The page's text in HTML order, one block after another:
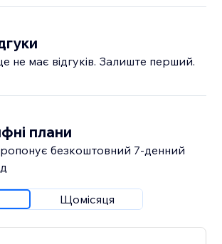
не має відгуків. Залиште перший.
плани
безкоштовний 7‑денний
Щомісяця